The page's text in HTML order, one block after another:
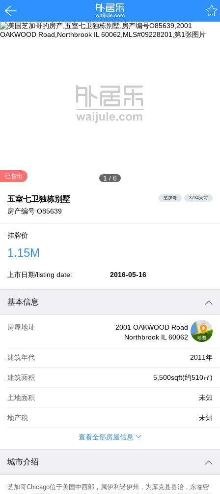
1 / 6
已售出
五室七卫独栋别墅
房产编号 O85639
芝加哥 3734天前
挂牌价
1.15M
上市日期/listing date: 2016-05-16
基本信息
房屋地址
2001 OAKWOOD Road
Northbrook IL 60062
建筑年代 2011年
建筑面积 5,500sqft(约510㎡)
土地面积 未知
地产税 未知
查看全部房屋信息
城市介绍
芝加哥Chicago位于美国中西部，属伊利诺伊州，为库克县县治，东临密